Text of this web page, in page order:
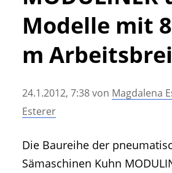
• Messen und
• Mitteilung der Redaktion
• Agritechnica Neuheiten
Modelle mit
m
24.1.2012, 7:38von Magdalena
Esterer
Die Baureihe der
Sämaschinen Kuhn